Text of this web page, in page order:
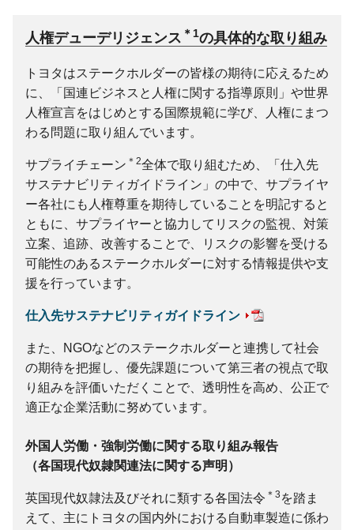
人権デューデリジェンス ＊1の具体的な取り組み
トヨタはステークホルダーの皆様の期待に応えるため
に、「国連ビジネスと人権に関する指導原則」や世界
人権宣言をはじめとする国際規範に学び、人権にまつ
わる問題に取り組んでいます。
サプライチェーン ＊2全体で取り組むため、「仕入先
サステナビリティガイドライン」の中で、サプライヤ
ー各社にも人権尊重を期待していることを明記すると
ともに、サプライヤーと協力してリスクの監視、対策
立案、追跡、改善することで、リスクの影響を受ける
可能性のあるステークホルダーに対する情報提供や支
援を行っています。
仕入先サステナビリティガイドライン
また、NGOなどのステークホルダーと連携して社会
の期待を把握し、優先課題について第三者の視点で取
り組みを評価いただくことで、透明性を高め、公正で
適正な企業活動に努めています。
外国人労働・強制労働に関する取り組み報告
（各国現代奴隷関連法に関する声明）
英国現代奴隷法及びそれに類する各国法令 ＊3 を踏ま
えて、主にトヨタの国内外における自動車製造に係わ